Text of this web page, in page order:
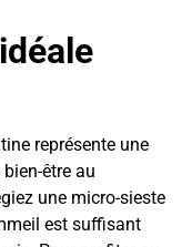
représente une
être au
une micro-sieste
est suffisant